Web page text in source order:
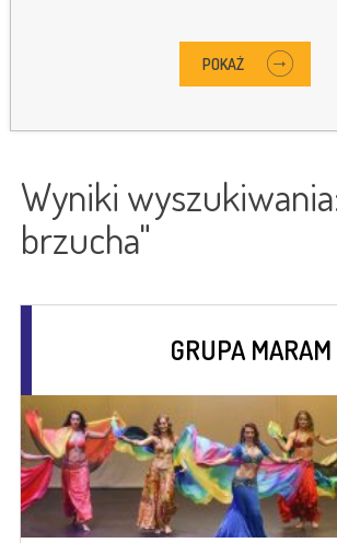
POKAŻ
Wyniki
brzucha"
GRUPA MARAM